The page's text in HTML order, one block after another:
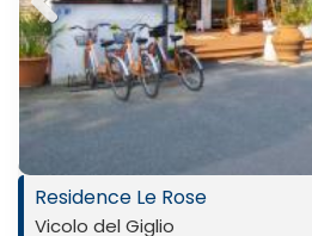
Previ
ous
Residence Le Rose
Vicolo del Giglio